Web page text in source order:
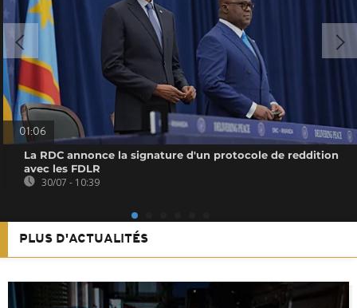
01:06
La RDC annonce la signature d'un protocole de reddition
avec les FDLR
30/07 - 10:39
PLUS D'ACTUALITÉS